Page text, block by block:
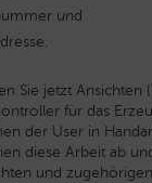
und
Sie jetzt Ansichten
für das
der User in
diese Arbeit ab
und